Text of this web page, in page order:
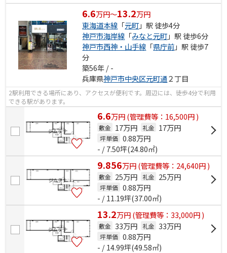
6.6万円～13.2万円
東海道本線 「元町」駅 徒歩4分
神戸市海岸線 「みなと元町」駅 徒歩6分
神戸市西神・山手線 「県庁前」駅 徒歩7
分
築56年 / -
兵庫県神戸市中央区元町通２丁目
2駅利用できる場所にあり、アクセスが便利です。周辺には、徒歩4分で利用
できる駅があります。
6.6万円(管理費等：16,500円 )
敷金 17万円 礼金 17万円
坪単価 0.88万円
- / 7.50坪(24.80㎡)
9.856万円(管理費等：24,640円 )
敷金 25万円 礼金 25万円
坪単価 0.88万円
- / 11.19坪(37.00㎡)
13.2万円(管理費等：33,000円 )
敷金 33万円 礼金 33万円
坪単価 0.88万円
- / 14.99坪(49.58㎡)